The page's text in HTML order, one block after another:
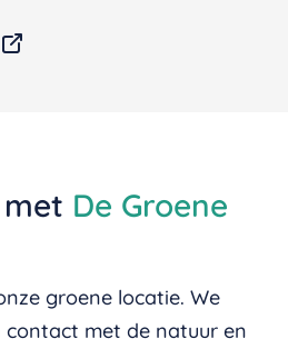
De Groene
groene locatie. We
met de natuur en